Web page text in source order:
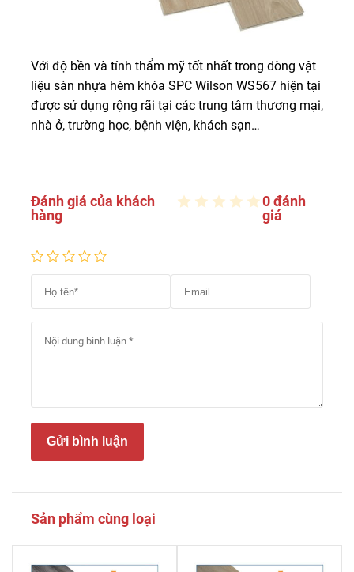
Với độ bền và tính thẩm mỹ tốt nhất trong dòng vật
liệu sàn nhựa hèm khóa SPC Wilson WS567 hiện tại
được sử dụng rộng rãi tại các trung tâm thương mại,
nhà ở, trường học, bệnh viện, khách sạn…
Đánh giá của khách
hàng
0 đánh
giá
Gửi bình luận
Sản phẩm cùng loại